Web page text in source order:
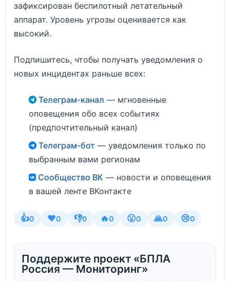
зафиксирован беспилотный летательный
аппарат. Уровень угрозы оценивается как
высокий.
Подпишитесь, чтобы получать уведомления о
новых инцидентах раньше всех:
Телеграм-канал — мгновенные
оповещения обо всех событиях
(предпочтительный канал)
Телеграм-бот — уведомления только по
выбранным вами регионам
Сообщество ВК — новости и оповещения
в вашей ленте ВКонтакте
👍0 ❤️0 👎0 🔥0 😮0 🙏0 😢0
Поддержите проект «БПЛА
Россия — Мониторинг»